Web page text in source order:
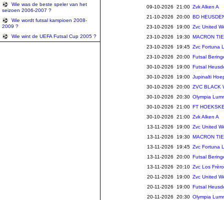
Wie was de beste speler van het
seizoen 2006-2007 ?
Wie wordt futsal kampioen 2008-
2009 ?
Wie wint de UEFA Futsal Cup 2005 ?
09-10-2026 21:00 Zvk Alken A
21-10-2026 20:00 BD
23-10-2026 19:00 Zvc United
23-10-2026 19:30 MACRON
23-10-2026 19:45 Zvc Fortuna
23-10-2026 20:00 Futsal
30-10-2026 19:00 Futsal
30-10-2026 19:00 Jupinalti
30-10-2026 20:00 ZVC BLACK
30-10-2026 20:30 Olympia
30-10-2026 21:00 FT
30-10-2026 21:00 Zvk Alken A
13-11-2026 19:00 Zvc United
13-11-2026 19:30 MACRON
13-11-2026 19:45 Zvc Fortuna
13-11-2026 20:00 Futsal
13-11-2026 20:10 Zvc Los
20-11-2026 19:00 Zvc United
20-11-2026 19:00 Futsal
20-11-2026 20:30 Olympia